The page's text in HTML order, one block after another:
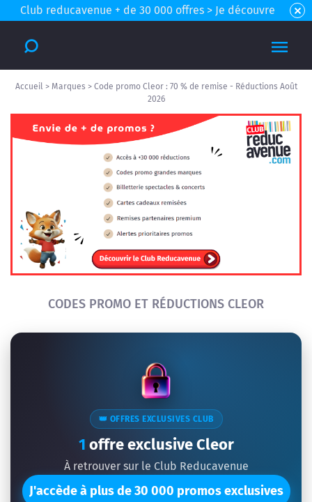
Club reducavenue + de 30 000 offres > Je découvre
Accueil > Marques > Code promo Cleor : 70 % de remise - Réductions Août
2026
CODES PROMO ET RÉDUCTIONS CLEOR
👑 OFFRES EXCLUSIVES CLUB
1 offre exclusive Cleor
À retrouver sur le Club Reducavenue
J'accède à plus de 30 000 promos exclusives